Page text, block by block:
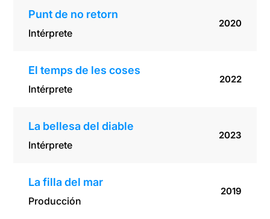
Punt de no retorn
Intérprete
2020
El temps de les coses
Intérprete
2022
La bellesa del diable
Intérprete
2023
La filla del mar
Producción
2019